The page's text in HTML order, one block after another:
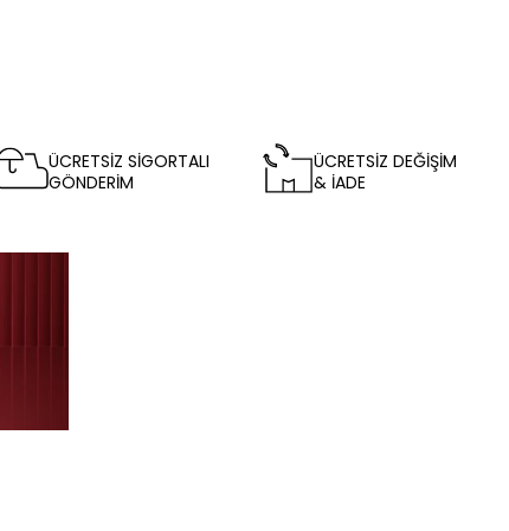
ÜCRETSİZ SİGORTALI
GÖNDERİM
ÜCRETSİZ DEĞİŞİM
& İADE